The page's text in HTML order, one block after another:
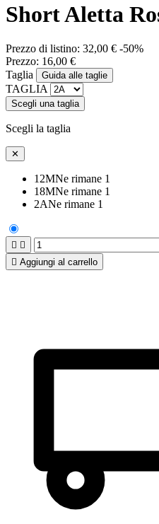
Short Aletta
Prezzo di listino: 32,00 € -50%
Prezzo: 16,00 €
Taglia
Guida alle taglie
TAGLIA
Scegli una taglia
Scegli la taglia
✕
12MNe rimane 1
18MNe rimane 1
2ANe rimane 1
 
 Aggiungi al carrello